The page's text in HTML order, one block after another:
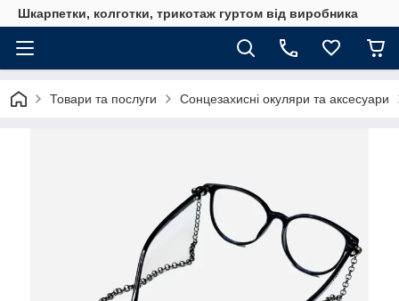
Шкарпетки, колготки, трикотаж гуртом від виробника
Товари та послуги Сонцезахисні окуляри та аксесуари